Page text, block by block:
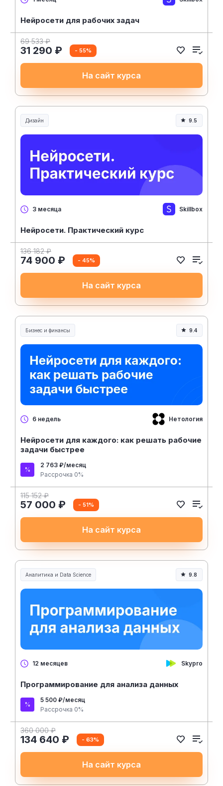
Нейросети для рабочих задач
69 533 ₽
31 290 ₽ - 55%
На сайт курса
Дизайн 9.5
3 месяца Skillbox
Нейросети. Практический курс
136 182 ₽
74 900 ₽ - 45%
На сайт курса
Бизнес и финансы 9.4
6 недель Нетология
Нейросети для каждого: как решать рабочие
задачи быстрее
2 763 ₽/месяц
Рассрочка 0%
115 152 ₽
57 000 ₽ - 51%
На сайт курса
Аналитика и Data Science 9.8
12 месяцев Skypro
Программирование для анализа данных
5 500 ₽/месяц
Рассрочка 0%
360 000 ₽
134 640 ₽ - 63%
На сайт курса